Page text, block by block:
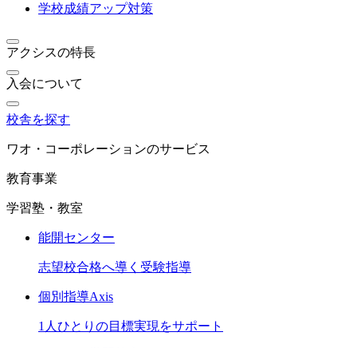
学校成績アップ対策
アクシスの特長
入会について
校舎を探す
ワオ・コーポレーションのサービス
教育事業
学習塾・教室
能開センター
志望校合格へ導く受験指導
個別指導Axis
1人ひとりの目標実現をサポート